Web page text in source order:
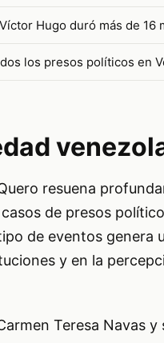
Hugo duró más de 16
los presos políticos en
resuena
de presos
de eventos genera
y en la
Teresa Navas